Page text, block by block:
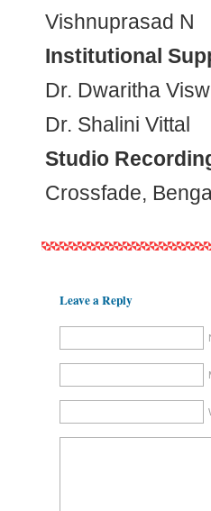
Vishnuprasad N
Institutional
Dr. Dwaritha
Dr. Shalini Vittal
Studio
Crossfade,
Leave a Reply